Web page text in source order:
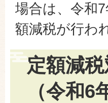
場合は、令和
額減税が行わ
定額減
（令和6